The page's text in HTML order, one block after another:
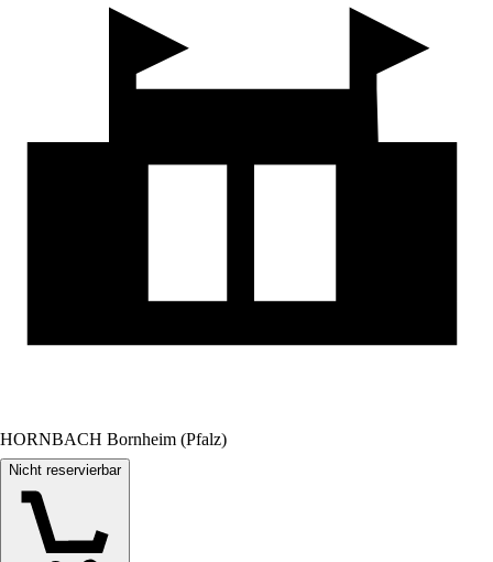
HORNBACH Bornheim (Pfalz)
Nicht reservierbar